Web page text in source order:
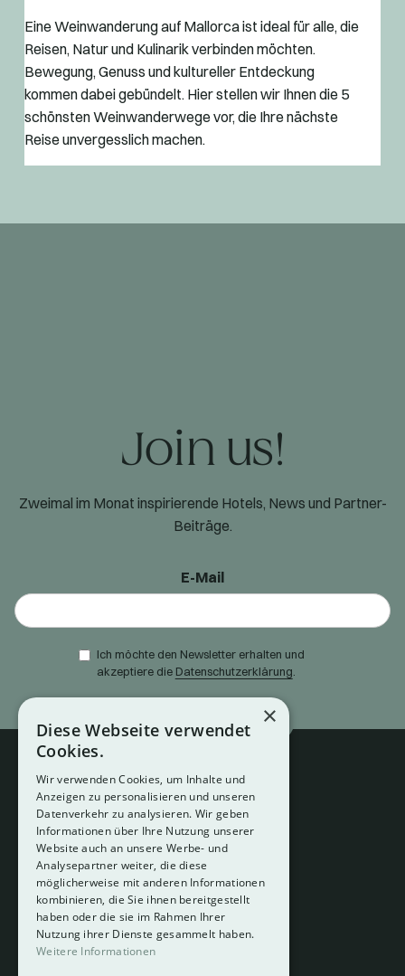
Eine Weinwanderung auf Mallorca ist ideal für alle, die
Reisen, Natur und Kulinarik verbinden möchten.
Bewegung, Genuss und kultureller Entdeckung
kommen dabei gebündelt. Hier stellen wir Ihnen die 5
schönsten Weinwanderwege vor, die Ihre nächste
Reise unvergesslich machen.
Join us!
Zweimal im Monat inspirierende Hotels, News und Partner-
Beiträge.
E-Mail
Ich möchte den Newsletter erhalten und
akzeptiere die Datenschutzerklärung.
About
Hotelberatung
Mediadaten
Instagram
×
Diese Webseite verwendet
Cookies.
Wir verwenden Cookies, um Inhalte und
Anzeigen zu personalisieren und unseren
Datenverkehr zu analysieren. Wir geben
Informationen über Ihre Nutzung unserer
Website auch an unsere Werbe- und
Analysepartner weiter, die diese
möglicherweise mit anderen Informationen
kombinieren, die Sie ihnen bereitgestellt
haben oder die sie im Rahmen Ihrer
Nutzung ihrer Dienste gesammelt haben.
Weitere Informationen